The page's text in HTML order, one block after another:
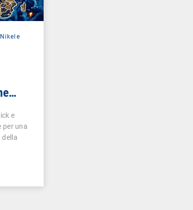
e
per una
della